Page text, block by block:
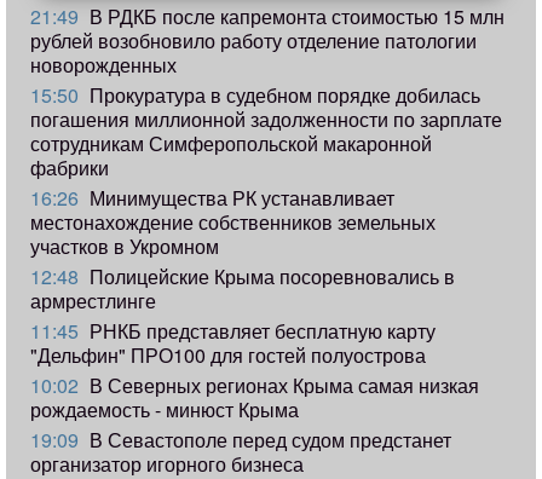
21:49 В РДКБ после капремонта стоимостью 15 млн
рублей возобновило работу отделение патологии
новорожденных
15:50 Прокуратура в судебном порядке добилась
погашения миллионной задолженности по зарплате
сотрудникам Симферопольской макаронной
фабрики
16:26 Минимущества РК устанавливает
местонахождение собственников земельных
участков в Укромном
12:48 Полицейские Крыма посоревновались в
армрестлинге
11:45 РНКБ представляет бесплатную карту
"Дельфин" ПРО100 для гостей полуострова
10:02 В Северных регионах Крыма самая низкая
рождаемость - минюст Крыма
19:09 В Севастополе перед судом предстанет
организатор игорного бизнеса